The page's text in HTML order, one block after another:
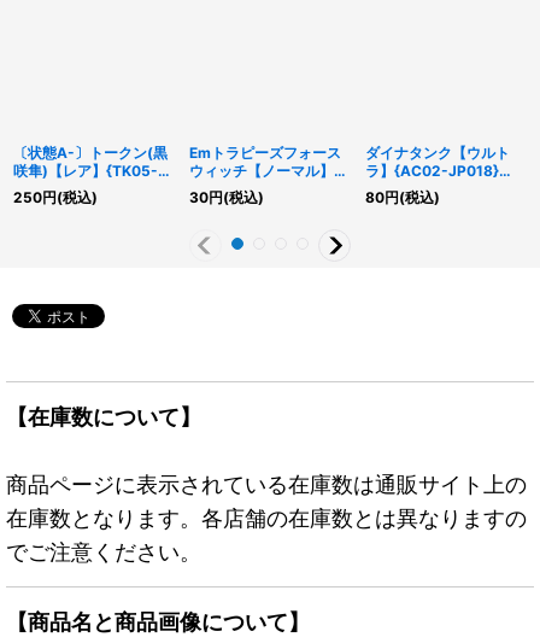
〔状態A-〕トークン(黒
咲隼)【レア】{TK05-
JP024}《トークン》
250円(税込)
Emトラピーズフォース
ウィッチ【ノーマル】
{AC04-JP022}《融
合》
30円(税込)
ダイナタンク【ウルト
ラ】{AC02-JP018}
《融合》
80円(税込)
【在庫数について】
商品ページに表示されている在庫数は通販サイト上の
在庫数となります。各店舗の在庫数とは異なりますの
でご注意ください。
【商品名と商品画像について】